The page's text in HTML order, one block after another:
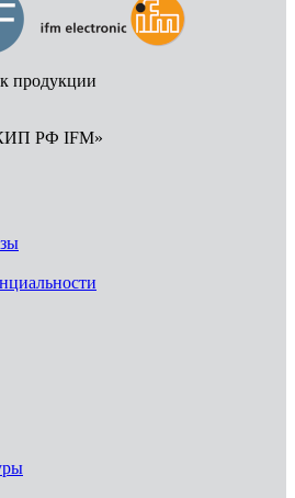
продукции
РФ IFM»